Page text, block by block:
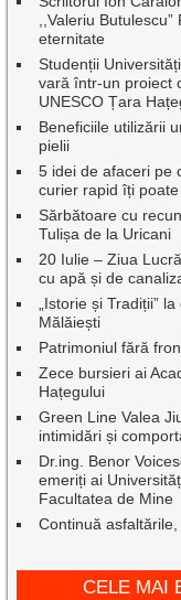
,,Valeriu
eternitate
Studenții
vară într-un proiect
UNESCO Țara
Beneficiile utilizării
pielii
5 idei de afaceri pe
curier rapid îți
Sărbătoare cu
Tulișa de la Uricani
20 Iulie – Ziua
cu apă și de
„Istorie și Tradiții”
Mălăiești
Patrimoniul fără
Zece bursieri ai
Hațegului
Green Line Valea
intimidări și
Dr.ing. Benor
emeriți ai
Facultatea de Mine
Continuă
CELE MAI